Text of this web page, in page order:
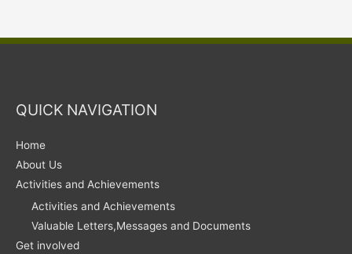
QUICK NAVIGATION
Home
About Us
Activities and Achievements
Activities and Achievements
Valuable Letters,Messages and Documents
Get involved